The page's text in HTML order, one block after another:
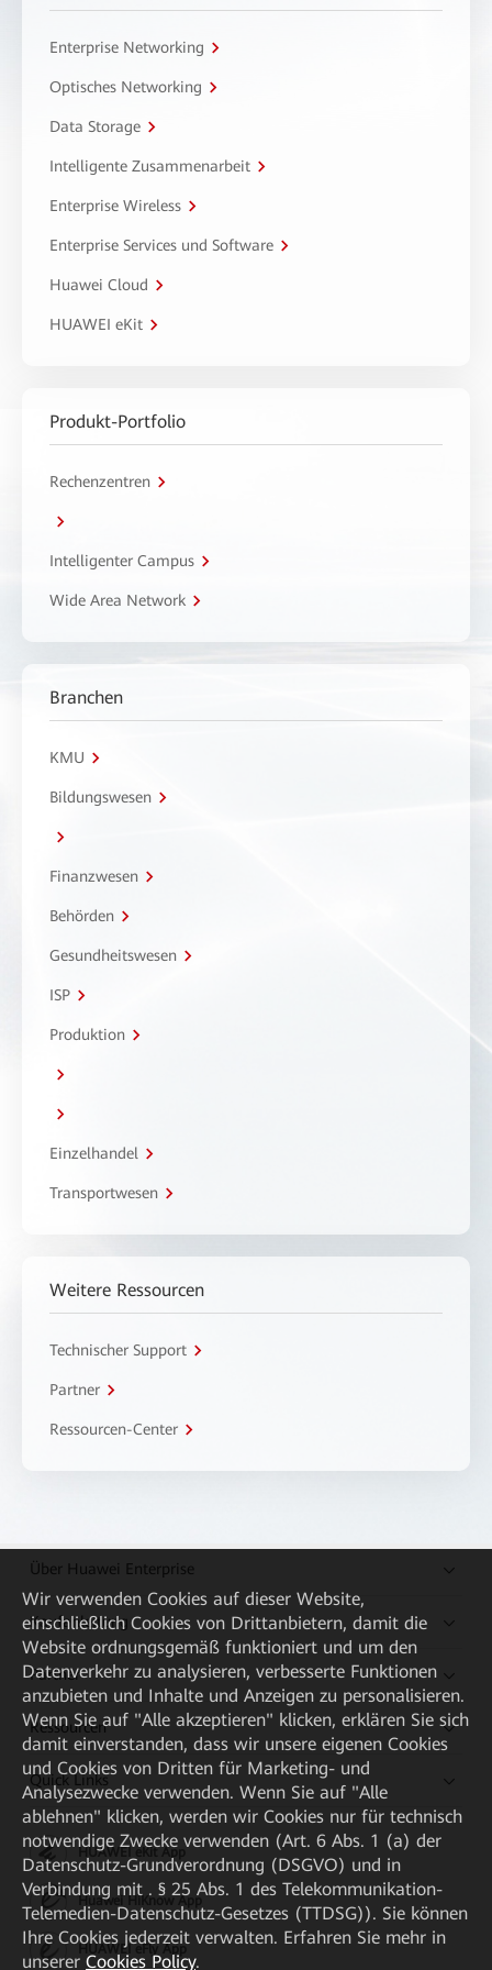
Enterprise Networking
Optisches Networking
Data Storage
Intelligente Zusammenarbeit
Enterprise Wireless
Enterprise Services und Software
Huawei Cloud
HUAWEI eKit
Produkt-Portfolio
Rechenzentren
Intelligenter Campus
Wide Area Network
Branchen
KMU
Bildungswesen
Finanzwesen
Behörden
Gesundheitswesen
ISP
Produktion
Einzelhandel
Transportwesen
Weitere Ressourcen
Technischer Support
Partner
Ressourcen-Center
Über Huawei Enterprise
Kaufanleitung
Partner
Ressourcen
Quick Links
HUAWEI eKit App
Huawei HiKnow App
HUAWEI eFly App
Wir verwenden Cookies auf dieser Website,
einschließlich Cookies von Drittanbietern, damit die
Website ordnungsgemäß funktioniert und um den
Datenverkehr zu analysieren, verbesserte Funktionen
anzubieten und Inhalte und Anzeigen zu personalisieren.
Wenn Sie auf "Alle akzeptieren" klicken, erklären Sie sich
damit einverstanden, dass wir unsere eigenen Cookies
und Cookies von Dritten für Marketing- und
Analysezwecke verwenden. Wenn Sie auf "Alle
ablehnen" klicken, werden wir Cookies nur für technisch
notwendige Zwecke verwenden (Art. 6 Abs. 1 (a) der
Datenschutz-Grundverordnung (DSGVO) und in
Verbindung mit . § 25 Abs. 1 des Telekommunikation-
Telemedien-Datenschutz-Gesetzes (TTDSG)). Sie können
Ihre Cookies jederzeit verwalten. Erfahren Sie mehr in
unserer Cookies Policy.